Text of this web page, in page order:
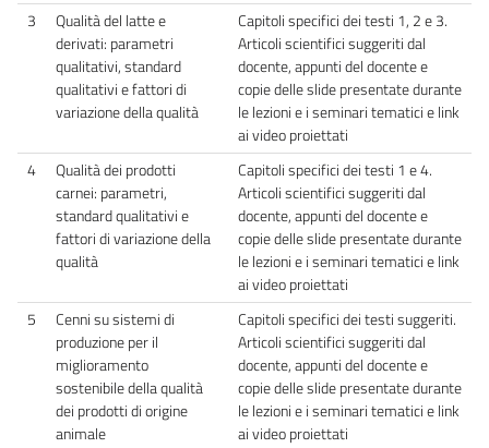
3
Qualità del latte e
derivati: parametri
qualitativi, standard
qualitativi e fattori di
variazione della qualità
Capitoli specifici dei testi 1, 2 e 3.
Articoli scientifici suggeriti dal
docente, appunti del docente e
copie delle slide presentate durante
le lezioni e i seminari tematici e link
ai video proiettati
4
Qualità dei prodotti
carnei: parametri,
standard qualitativi e
fattori di variazione della
qualità
Capitoli specifici dei testi 1 e 4.
Articoli scientifici suggeriti dal
docente, appunti del docente e
copie delle slide presentate durante
le lezioni e i seminari tematici e link
ai video proiettati
5
Cenni su sistemi di
produzione per il
miglioramento
sostenibile della qualità
dei prodotti di origine
animale
Capitoli specifici dei testi suggeriti.
Articoli scientifici suggeriti dal
docente, appunti del docente e
copie delle slide presentate durante
le lezioni e i seminari tematici e link
ai video proiettati